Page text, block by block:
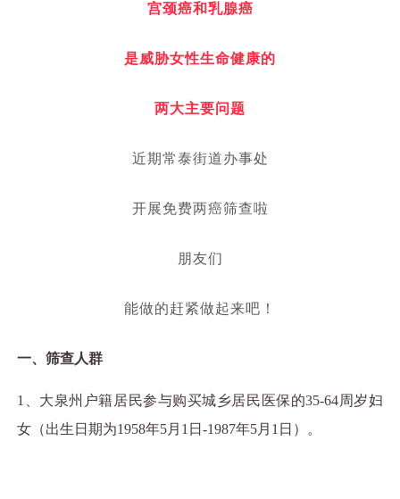
宫颈癌和乳腺癌
是威胁女性生命健康的
两大主要问题
近期常泰街道办事处
开展免费两癌筛查啦
朋友们
能做的赶紧做起来吧！
一、筛查人群
1 、大泉州户籍居民参与购买城乡居民医保的35-64周岁妇
女（出生日期为1958年5月 1 日 -1987年5月 1 日）。